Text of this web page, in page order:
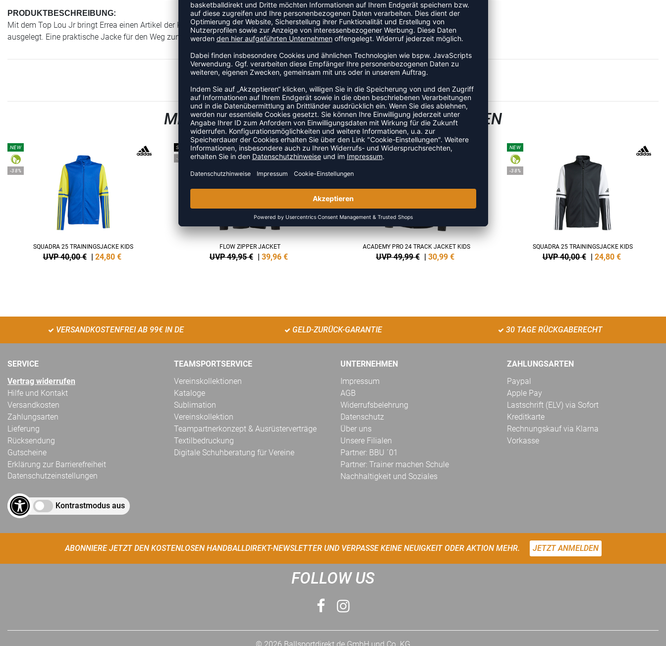
PRODUKTBESCHREIBUNG:
Mit dem Top Lou Jr bringt Errea einen Artikel der Kategorie Trainingsjacke an den Start. Dieses Modell ist speziell für Kinder
ausgelegt. Eine praktische Jacke für den Weg zum Training oder als Schutz bei wechselhaftem Wetter.
ZULETZT ANGESEHEN
MEHR AUS DER KATEGORIE TRAININGSJACKEN
NEW
-38%
SQUADRA 25 TRAININGSJACKE KIDS
UVP 40,00 € 24,80 €
SALE
-20%
FLOW ZIPPER JACKET
UVP 49,95 € 39,96 €
NEW
-38%
ACADEMY PRO 24 TRACK JACKET KIDS
UVP 49,99 € 30,99 €
NEW
-38%
SQUADRA 25 TRAININGSJACKE KIDS
UVP 40,00 € 24,80 €
VERSANDKOSTENFREI AB 99€ IN DE GELD-ZURÜCK-GARANTIE 30 TAGE RÜCKGABERECHT
SERVICE
Vertrag widerrufen
Hilfe und Kontakt
Versandkosten
Zahlungsarten
Lieferung
Rücksendung
Gutscheine
Erklärung zur Barrierefreiheit
Datenschutzeinstellungen
Kontrastmodus aus
TEAMSPORTSERVICE
Vereinskollektionen
Kataloge
Sublimation
Vereinskollektion
Teampartnerkonzept & Ausrüsterverträge
Textilbedruckung
Digitale Schuhberatung für Vereine
UNTERNEHMEN
Impressum
AGB
Widerrufsbelehrung
Datenschutz
Über uns
Unsere Filialen
Partner: BBU ´01
Partner: Trainer machen Schule
Nachhaltigkeit und Soziales
ZAHLUNGSARTEN
Paypal
Apple Pay
Lastschrift (ELV) via Sofort
Kreditkarte
Rechnungskauf via Klarna
Vorkasse
ABONNIERE JETZT DEN KOSTENLOSEN HANDBALLDIREKT-NEWSLETTER UND VERPASSE KEINE NEUIGKEIT ODER AKTION MEHR. JETZT ANMELDEN
FOLLOW US